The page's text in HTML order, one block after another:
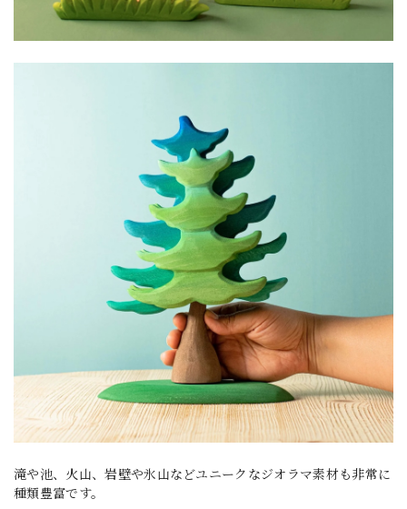
滝や池、火山、岩壁や氷山などユニークなジオラマ素材も非常に
種類豊富です。